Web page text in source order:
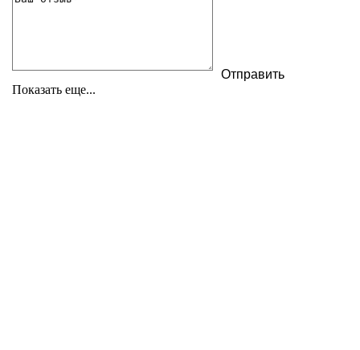
Показать еще...